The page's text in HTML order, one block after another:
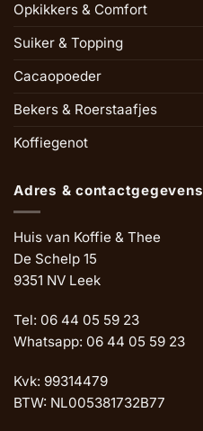
Opkikkers & Comfort
Suiker & Topping
Cacaopoeder
Bekers & Roerstaafjes
Koffiegenot
Adres & contactgegevens
Huis van Koffie & Thee
De Schelp 15
9351 NV Leek
Tel: 06 44 05 59 23
Whatsapp: 06 44 05 59 23
Kvk: 99314479
BTW: NL005381732B77